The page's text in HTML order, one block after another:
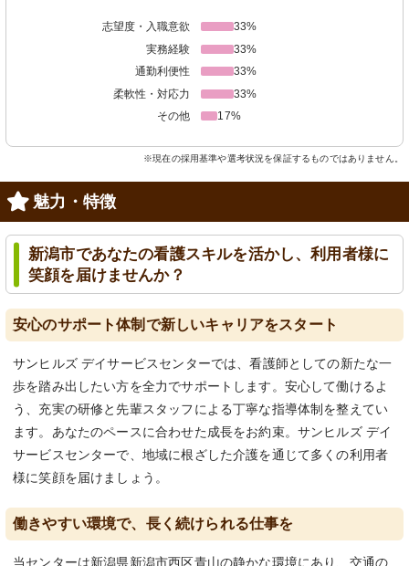
志望度・入職意欲
33%
実務経験
33%
通勤利便性
33%
柔軟性・対応力
33%
その他
17%
※現在の採用基準や選考状況を保証するものではありません。
魅力・特徴
新潟市であなたの看護スキルを活かし、利用者様に
笑顔を届けませんか？
安心のサポート体制で新しいキャリアをスタート
サンヒルズ デイサービスセンターでは、看護師としての新たな一
歩を踏み出したい方を全力でサポートします。安心して働けるよ
う、充実の研修と先輩スタッフによる丁寧な指導体制を整えてい
ます。あなたのペースに合わせた成長をお約束。サンヒルズ デイ
サービスセンターで、地域に根ざした介護を通じて多くの利用者
様に笑顔を届けましょう。
働きやすい環境で、長く続けられる仕事を
当センターは新潟県新潟市西区青山の静かな環境にあり、交通の